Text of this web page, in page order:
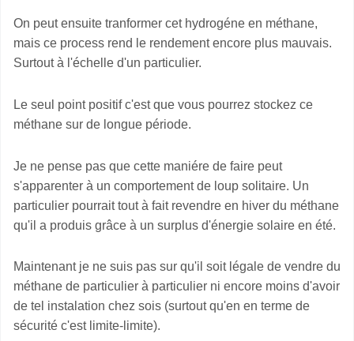
conversions Electricité ==> H2 ==> Electricité.
Sans compter le
risque d'explosion
Perso je n'adhère pas à l'idée de vouloir être
complètement autonome en énergie, à moins de
Depuis 300.000 ans l'humanité s'est développée et a
évolué grâce à une caractéristique essentielle : la
solidarité. C'est en mettant en commun nos savoirs,
nos compétences, nos forces et notre inventivité,
collectifs et des collectivités que notre société
développée est devenue ce qu'elle est. Si nos
ancêtres n'avaient pas développé la solidarité dans
leurs collectivités préhistoriques, nous vivrions
On peut ensuite tranformer cet hydrogéne en méthane,
mais ce process rend le rendement encore plus mauvais.
Surtout à l'échelle d'un particulier.
Le seul point positif c'est que vous pourrez stockez ce
méthane sur de longue période.
Je ne pense pas que cette maniére de faire peut
s'apparenter à un comportement de loup solitaire. Un
particulier pourrait tout à fait revendre en hiver du méthane
qu'il a produis grâce à un surplus d'énergie solaire en été.
Maintenant je ne suis pas sur qu'il soit légale de vendre du
méthane de particulier à particulier ni encore moins d'avoir
de tel instalation chez sois (surtout qu'en en terme de
sécurité c'est limite-limite).